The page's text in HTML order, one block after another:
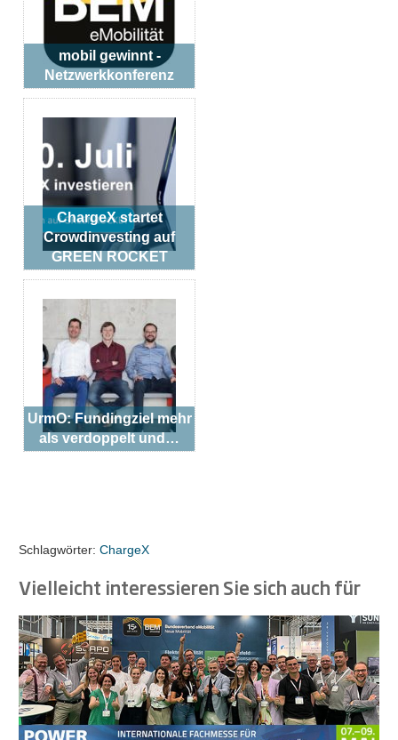
mobil gewinnt -
Netzwerkkonferenz
ChargeX startet
Crowdinvesting auf
GREEN ROCKET
UrmO: Fundingziel mehr
als verdoppelt und…
Schlagwörter: ChargeX
Vielleicht interessieren Sie sich auch für